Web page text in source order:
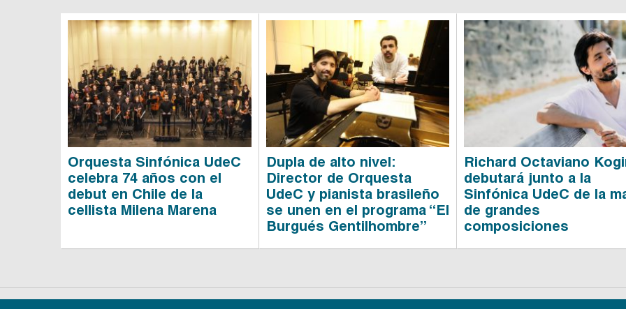
Orquesta Sinfónica UdeC
celebra 74 años con el
debut en Chile de la
cellista Milena Marena
Dupla de alto nivel:
Director de Orquesta
UdeC y pianista brasileño
se unen en el programa “El
Burgués Gentilhombre”
Richard Octaviano
debutará junto a la
Sinfónica UdeC de la
de grandes
composiciones